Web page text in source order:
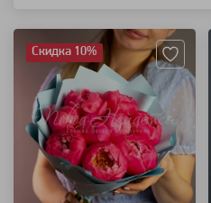
Скидка 10%